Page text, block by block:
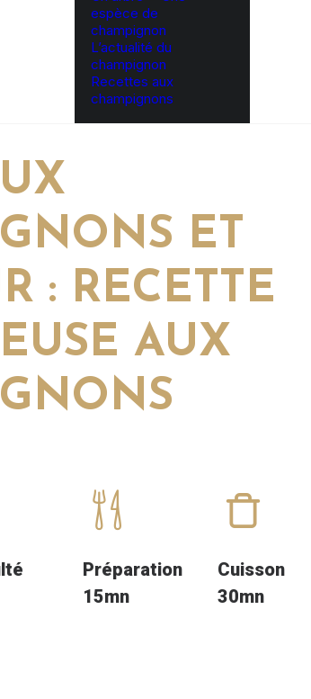
espèce de
champignon
L’actualité du
champignon
Recettes aux
champignons
ET
: RECETTE
AUX
Préparation
15mn
Cuisson
30mn